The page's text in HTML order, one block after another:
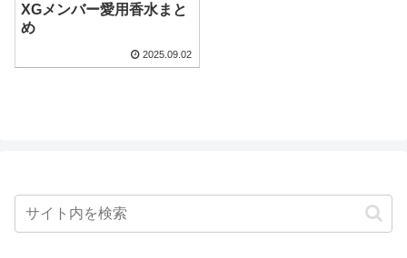
XGメンバー愛用香水まと
め
2025.09.02